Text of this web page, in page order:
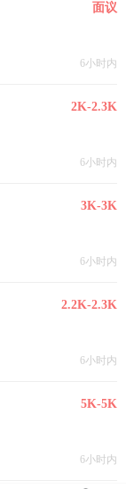
面议
6小时内
2K-2.3K
6小时内
3K-3K
6小时内
2.2K-2.3K
6小时内
5K-5K
6小时内